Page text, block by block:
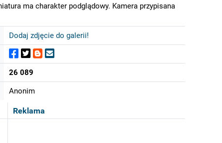
ma charakter podglądowy. Kamera przypisana
Dodaj zdjęcie do galerii!
26 089
Anonim
Reklama